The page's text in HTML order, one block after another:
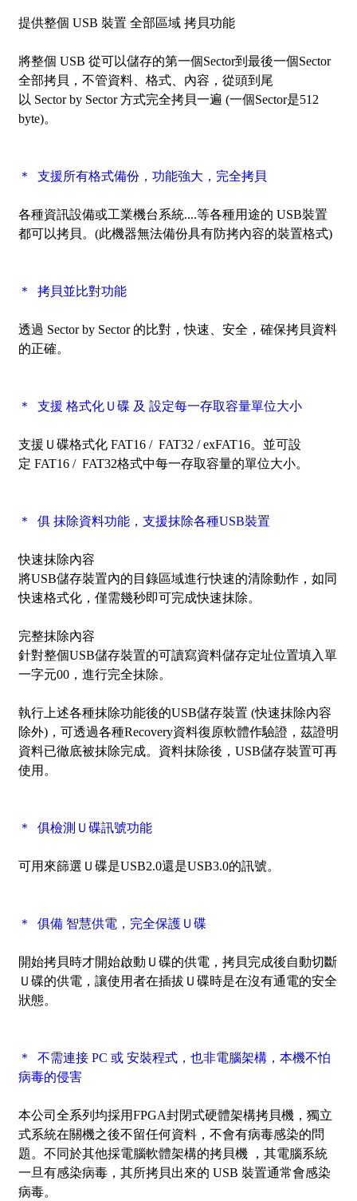
提供整個 USB 裝置 全部區域拷貝功能
將整個 USB 從可以儲存的第一個Sector到最後一個Sector
全部拷貝，不管資料、格式、內容，從頭到尾
以 Sector by Sector方式完全拷貝一遍 (一個Sector是512
byte)。
＊ 支援所有格式備份，功能強大，完全拷貝
各種資訊設備或工業機台系統....等各種用途的 USB裝置
都可以拷貝。 (此機器無法備份具有防拷內容的裝置格式)
＊ 拷貝並比對功能
透過 Sector by Sector 的比對，快速、安全，確保拷貝資料
的正確。
＊ 支援 格式化Ｕ碟 及 設定每一存取容量單位大小
支援Ｕ碟格式化 FAT16 / FAT32 /exFAT16。 並可設
定 FAT16 / FAT32格式中每一存取容量的單位大小。
＊ 俱 抹除資料功能，支援抹除各種USB裝置
快速抹除內容
將USB儲存裝置內的目錄區域進行快速的清除動作，如同
快速格式化，僅需幾秒即可完成快速抹除。
完整抹除內容
針對整個USB儲存裝置的可讀寫資料儲存定址位置填入單
一字元00，進行完全抹除。
執行上述各種抹除功能後的USB儲存裝置 (快速抹除內容
除外)，可透過各種Recovery資料復原軟體作驗證，茲證明
資料已徹底被抹除完成。資料抹除後，USB儲存裝置可再
使用。
＊ 俱檢測Ｕ碟訊號功能
可用來篩選Ｕ碟是USB2.0還是USB3.0的訊號。
＊ 俱備 智慧供電，完全保護Ｕ碟
開始拷貝時才開始啟動Ｕ碟的供電，拷貝完成後自動切斷
Ｕ碟的供電，讓使用者在插拔Ｕ碟時是在沒有通電的安全
狀態。
＊ 不需連接 PC 或 安裝程式，也非電腦架構，本機不怕
病毒的侵害
本公司全系列均採用FPGA封閉式硬體架構拷貝機，獨立
式系統在關機之後不留任何資料，不會有病毒感染的問
題。不同於其他採電腦軟體架構的拷貝機 ，其電腦系統
一旦有感染病毒，其所拷貝出來的 USB 裝置通常會感染
病毒。